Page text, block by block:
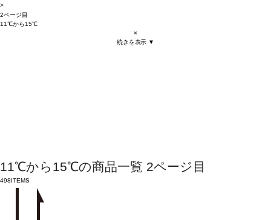
>
2ページ目
11℃から15℃
×
続きを表示 ▼
11℃から15℃の商品一覧 2ページ目
498ITEMS